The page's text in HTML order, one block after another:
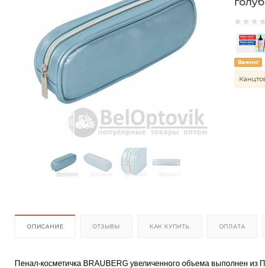
Важно!
ОПИСАНИЕ ОТЗЫВЫ КАК КУПИТЬ ОПЛАТА
Пенал-косметичка BRAUBERG увеличенного объема выполнен